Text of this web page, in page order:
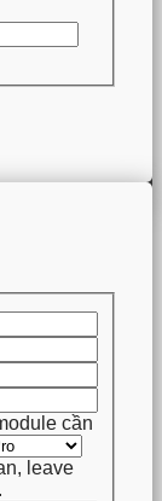
cần
leave